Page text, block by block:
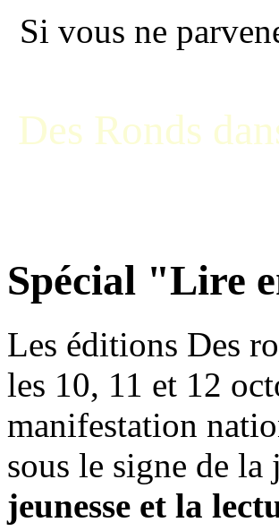
Si vous ne
Des Ronds
Spécial "Lire
Les éditions Des
les 10, 11 et 12
manifestation
sous le signe de la
jeunesse et la